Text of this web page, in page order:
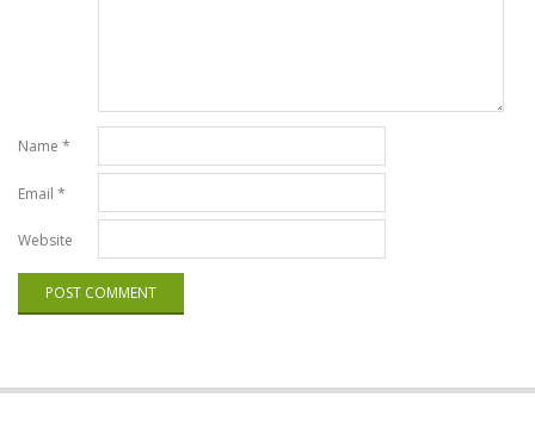
Name *
Email *
Website